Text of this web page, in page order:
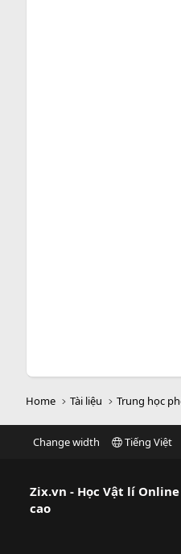
Home Tài liệu Trung học
Change width Tiếng Việt
Zix.vn - Học Vật lí
cao